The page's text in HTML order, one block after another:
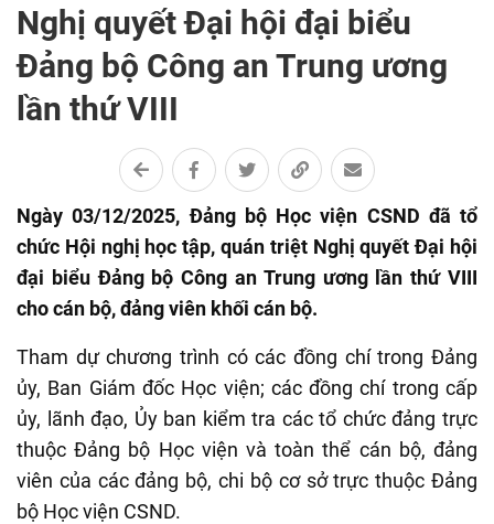
Nghị quyết Đại hội đại biểu
Đảng bộ Công an Trung ương
lần thứ VIII
Ngày 03/12/2025, Đảng bộ Học viện CSND đã tổ
chức Hội nghị học tập, quán triệt Nghị quyết Đại hội
đại biểu Đảng bộ Công an Trung ương lần thứ VIII
cho cán bộ, đảng viên khối cán bộ.
Tham dự chương trình có các đồng chí trong Đảng
ủy, Ban Giám đốc Học viện; các đồng chí trong cấp
ủy, lãnh đạo, Ủy ban kiểm tra các tổ chức đảng trực
thuộc Đảng bộ Học viện và toàn thể cán bộ, đảng
viên của các đảng bộ, chi bộ cơ sở trực thuộc Đảng
bộ Học viện CSND.